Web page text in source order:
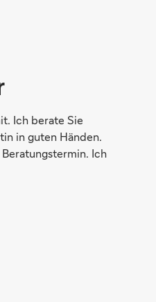
Ich berate Sie
in guten Händen.
Ich